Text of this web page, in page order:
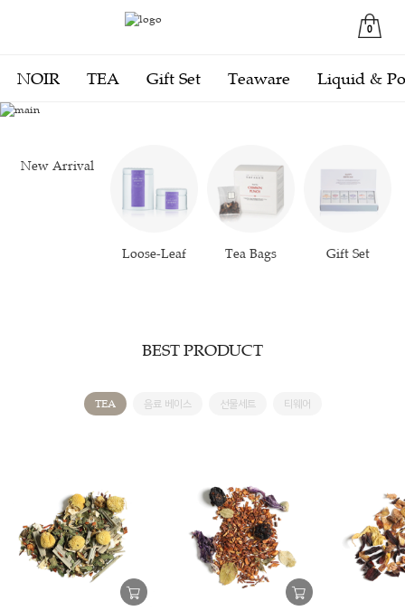
0
NOIR TEA Gift Set Teaware Liquid &
4/7
New Arrival
Loose-Leaf Tea Bags Gift Set
BEST PRODUCT
TEA 음료 베이스 선물세트 티웨어